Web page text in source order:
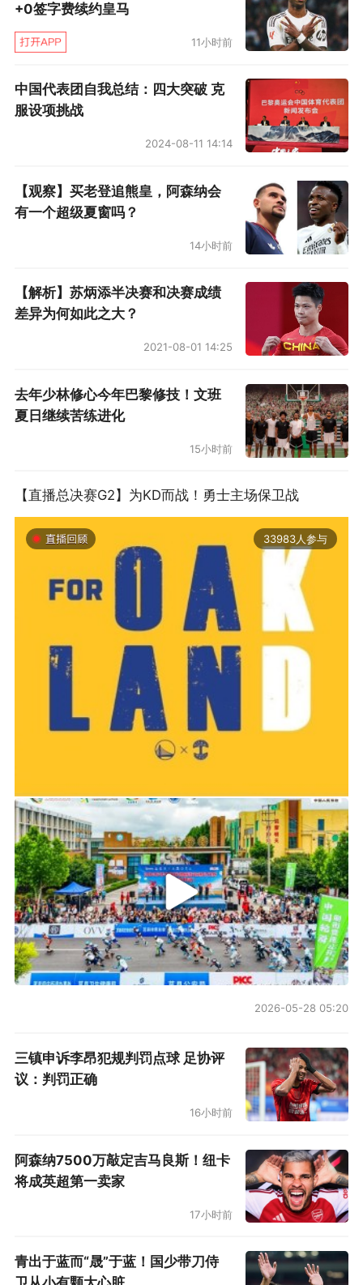
+0签字费续约皇马
11小时前
中国代表团自我总结：四大突破 克
服设项挑战
2024-08-11 14:14
【观察】买老登追熊皇，阿森纳会
有一个超级夏窗吗？
14小时前
【解析】苏炳添半决赛和决赛成绩
差异为何如此之大？
2021-08-01 14:25
去年少林修心今年巴黎修技！文班
夏日继续苦练进化
15小时前
【直播总决赛G2】为KD而战！勇士主场保卫战
33983人参与
2019-06-14 01:03
2026-05-28 05:20
三镇申诉李昂犯规判罚点球 足协评
议：判罚正确
16小时前
阿森纳7500万敲定吉马良斯！纽卡
将成英超第一卖家
17小时前
青出于蓝而“晟”于蓝！国少带刀侍